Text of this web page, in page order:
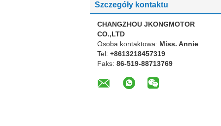
Szczegóły kontaktu
CHANGZHOU JKONGMOTOR
CO.,LTD
Osoba kontaktowa: Miss. Annie
Tel: +8613218457319
Faks: 86-519-88713769